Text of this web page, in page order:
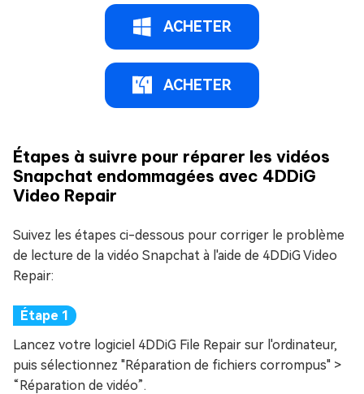
ACHETER
ACHETER
Étapes à suivre pour réparer les vidéos
Snapchat endommagées avec 4DDiG
Video Repair
Suivez les étapes ci-dessous pour corriger le problème
de lecture de la vidéo Snapchat à l'aide de 4DDiG Video
Repair:
Lancez votre logiciel 4DDiG File Repair sur l'ordinateur,
puis sélectionnez "Réparation de fichiers corrompus" >
“Réparation de vidéo”.